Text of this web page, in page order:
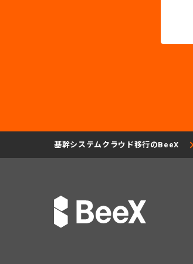
基幹システムクラウド移行のBeeX